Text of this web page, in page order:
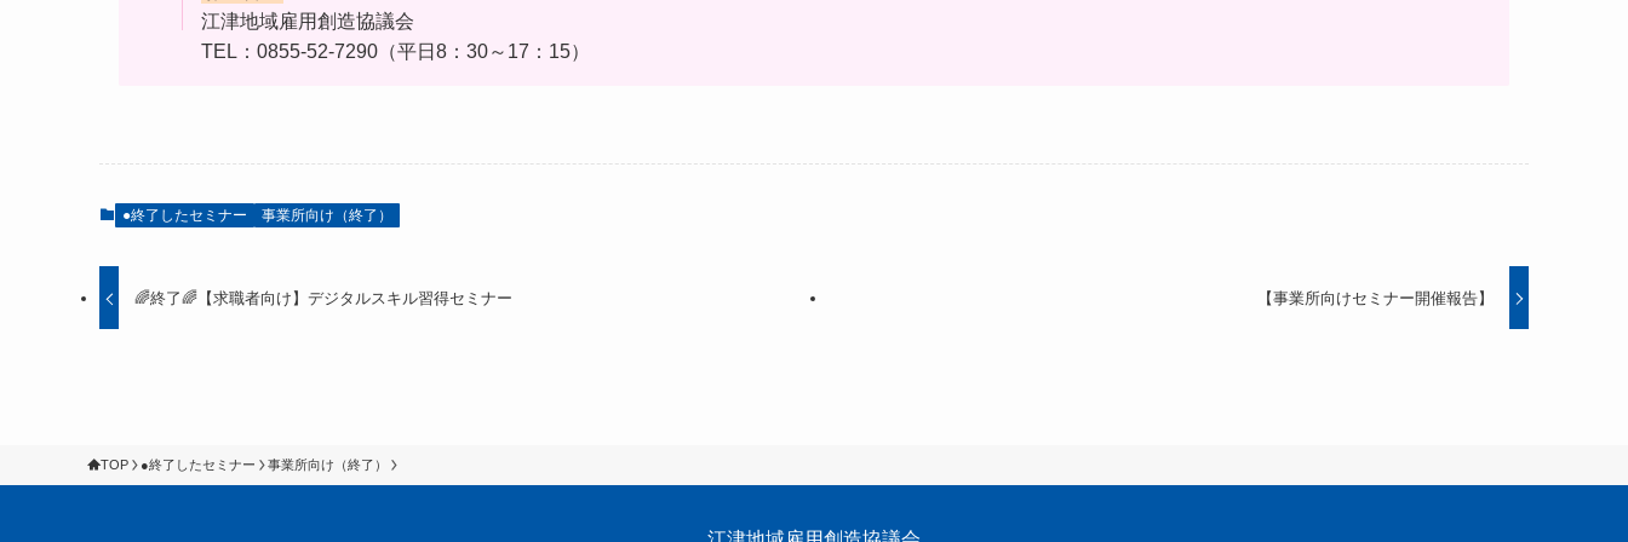
江津地域雇用創造協議会
TEL：0855-52-7290（平日8：30～17：15）
●終了したセミナー 事業所向け（終了）
🌈終了🌈【求職者向け】デジタルスキル習得セミナー 【事業所向けセミナー開催報告】
TOP ●終了したセミナー 事業所向け（終了）